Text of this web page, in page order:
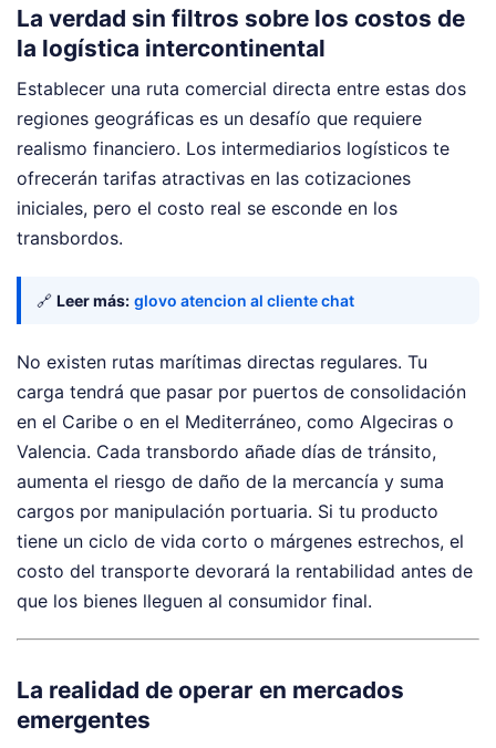
La verdad sin filtros sobre los costos de
la logística intercontinental
Establecer una ruta comercial directa entre estas dos
regiones geográficas es un desafío que requiere
realismo financiero. Los intermediarios logísticos te
ofrecerán tarifas atractivas en las cotizaciones
iniciales, pero el costo real se esconde en los
transbordos.
🔗 Leer más: glovo atencion al cliente chat
No existen rutas marítimas directas regulares. Tu
carga tendrá que pasar por puertos de consolidación
en el Caribe o en el Mediterráneo, como Algeciras o
Valencia. Cada transbordo añade días de tránsito,
aumenta el riesgo de daño de la mercancía y suma
cargos por manipulación portuaria. Si tu producto
tiene un ciclo de vida corto o márgenes estrechos, el
costo del transporte devorará la rentabilidad antes de
que los bienes lleguen al consumidor final.
La realidad de operar en mercados
emergentes